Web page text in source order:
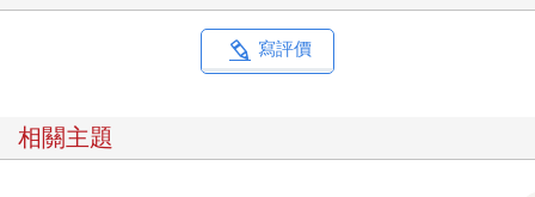
借我希望借我鐐銬
反正，他們都判定我是不合格的女人
寫評價
相關主題